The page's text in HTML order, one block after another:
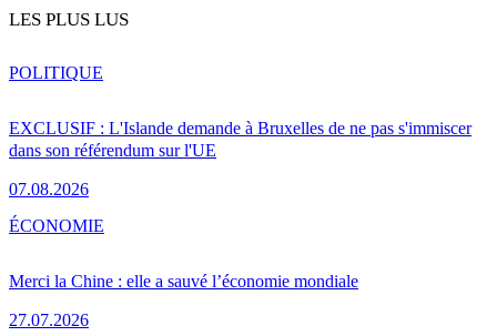
LES PLUS LUS
EXCLUSIF : L'Islande demande à Bruxelles de ne pas s'immiscer
dans son référendum sur l'UE
07.08.2026
POLITIQUE
Merci la Chine : elle a sauvé l’économie mondiale
27.07.2026
ÉCONOMIE